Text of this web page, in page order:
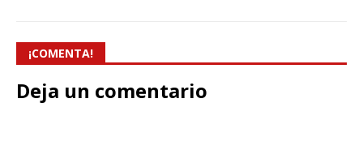
¡COMENTA!
Deja un comentario